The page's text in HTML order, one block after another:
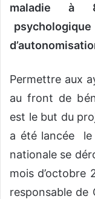
maladie à
psychologique
Permettre aux
au front de
est le but du
a été lancée
nationale se
mois d’octobre
responsable de